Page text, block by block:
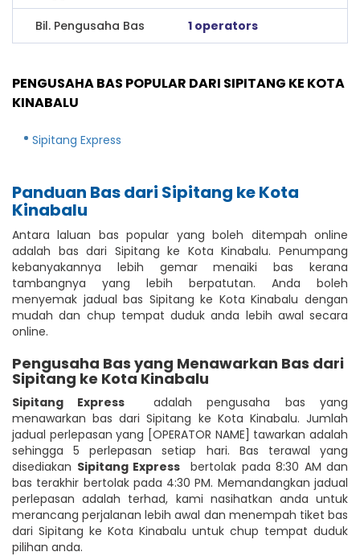
Bil. Pengusaha Bas 1 operators
PENGUSAHA BAS POPULAR DARI SIPITANG KE KOTA
KINABALU
Sipitang Express
Panduan Bas dari Sipitang ke Kota
Kinabalu
Antara laluan bas popular yang boleh ditempah online
adalah bas dari Sipitang ke Kota Kinabalu. Penumpang
kebanyakannya lebih gemar menaiki bas kerana
tambangnya yang lebih berpatutan. Anda boleh
menyemak jadual bas Sipitang ke Kota Kinabalu dengan
mudah dan chup tempat duduk anda lebih awal secara
online.
Pengusaha Bas yang Menawarkan Bas dari
Sipitang ke Kota Kinabalu
Sipitang Express
adalah pengusaha bas yang
menawarkan bas dari Sipitang ke Kota Kinabalu. Jumlah
jadual perlepasan yang [OPERATOR NAME] tawarkan adalah
sehingga 5 perlepasan setiap hari. Bas terawal yang
disediakan Sipitang Express bertolak pada 8:30 AM dan
bas terakhir bertolak pada 4:30 PM. Memandangkan jadual
perlepasan adalah terhad, kami nasihatkan anda untuk
merancang perjalanan lebih awal dan menempah tiket bas
dari Sipitang ke Kota Kinabalu untuk chup tempat duduk
pilihan anda.